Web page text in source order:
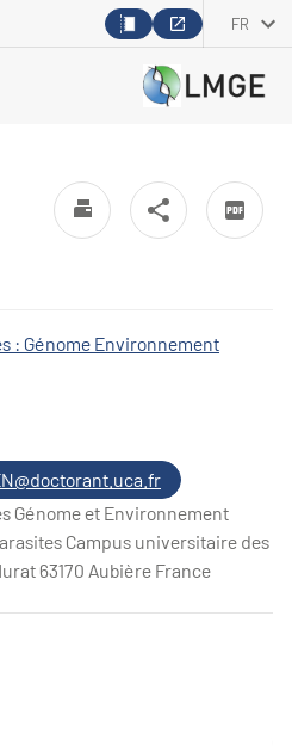
FR
: Génome Environnement
Génome et Environnement
Campus universitaire des
63170 Aubière France